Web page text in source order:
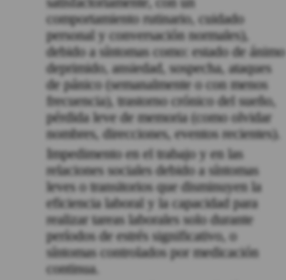
comportamiento rutinario, cuidado
personal y conversación normales),
debido a síntomas como: estado de ánimo
deprimido, ansiedad, sospecha, ataques
de pánico (semanalmente o con menos
frecuencia), trastorno crónico del sueño,
pérdida leve de memoria (como olvidar
nombres, direcciones, eventos recientes).
Impedimento en el trabajo y en las
relaciones sociales debido a síntomas
leves o transitorios que disminuyen la
eficiencia laboral y la capacidad para
realizar tareas laborales solo durante
períodos de estrés significativo, o
síntomas controlados por medicación
continua.